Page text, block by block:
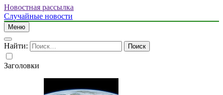
Новостная рассылка
Случайные новости
Меню
Найти:
Заголовки